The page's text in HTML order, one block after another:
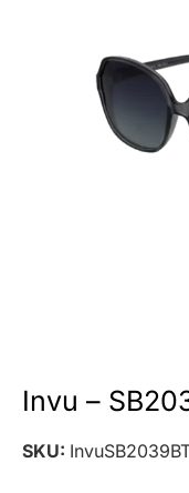
Invu –
SKU: